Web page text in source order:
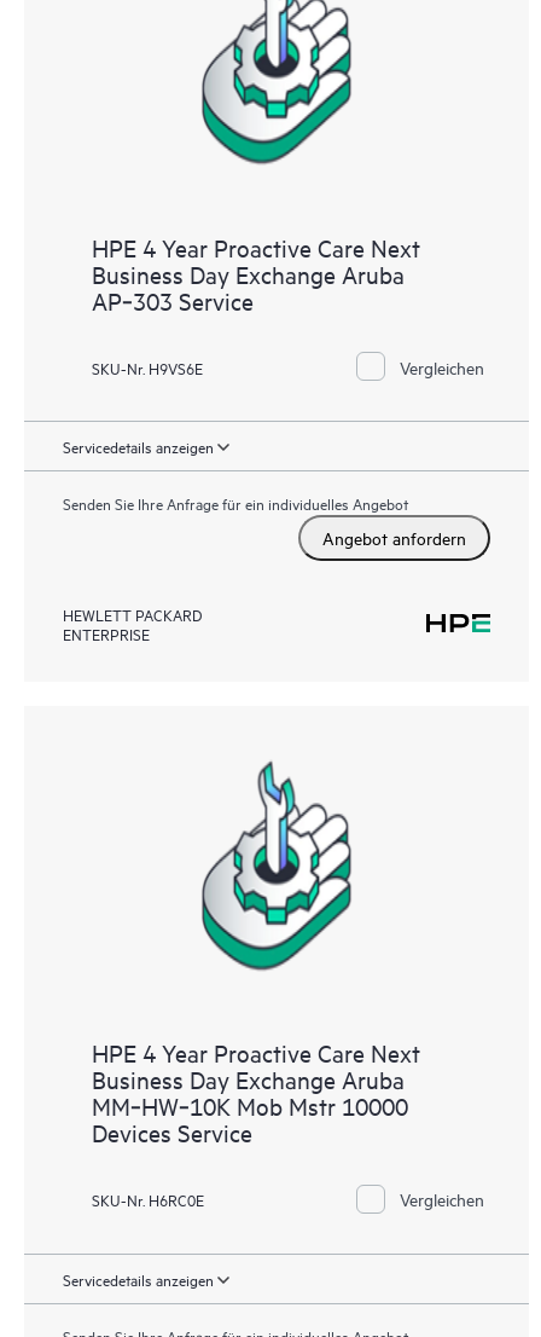
HPE 4 Year Proactive Care Next
Business Day Exchange Aruba
AP‑303 Service
SKU-Nr. H9VS6E Vergleichen
Servicedetails anzeigen
Senden Sie Ihre Anfrage für ein individuelles Angebot
Angebot anfordern
HEWLETT PACKARD
ENTERPRISE
HPE 4 Year Proactive Care Next
Business Day Exchange Aruba
MM‑HW‑10K Mob Mstr 10000
Devices Service
SKU-Nr. H6RC0E Vergleichen
Servicedetails anzeigen